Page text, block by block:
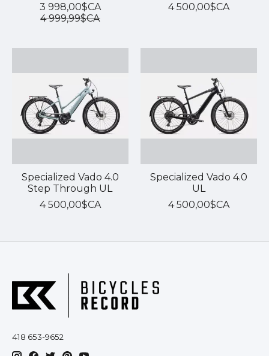
3 998,00$CA
4 999,99$CA
4 500,00$CA
Specialized Vado 4.0
Step Through UL
4 500,00$CA
Specialized Vado 4.0
UL
4 500,00$CA
418 653-9652